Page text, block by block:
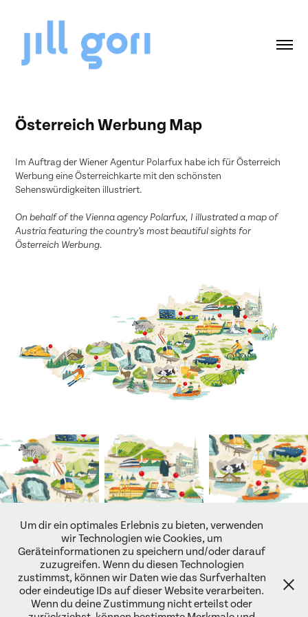
Österreich Werbung Map
Im Auftrag der Wiener Agentur Polarfux habe ich für Österreich
Werbung eine Österreichkarte mit den schönsten
Sehenswürdigkeiten illustriert.
On behalf of the Vienna agency Polarfux, I illustrated a map of
Austria featuring the country’s most beautiful sights for
Österreich Werbung.
Back to Top
Um dir ein optimales Erlebnis zu bieten, verwenden
wir Technologien wie Cookies, um
Geräteinformationen zu speichern und/oder darauf
zuzugreifen. Wenn du diesen Technologien
zustimmst, können wir Daten wie das Surfverhalten
oder eindeutige IDs auf dieser Website verarbeiten.
Wenn du deine Zustimmung nicht erteilst oder